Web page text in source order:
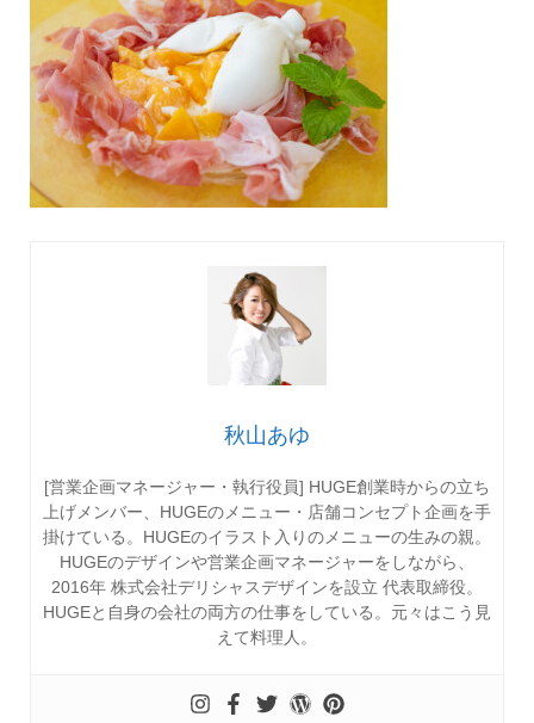
秋山あゆ
[営業企画マネージャー・執行役員] HUGE創業時からの立ち
上げメンバー、HUGEのメニュー・店舗コンセプト企画を手
掛けている。HUGEのイラスト入りのメニューの生みの親。
HUGEのデザインや営業企画マネージャーをしながら、
2016年 株式会社デリシャスデザインを設立 代表取締役。
HUGEと自身の会社の両方の仕事をしている。元々はこう見
えて料理人。